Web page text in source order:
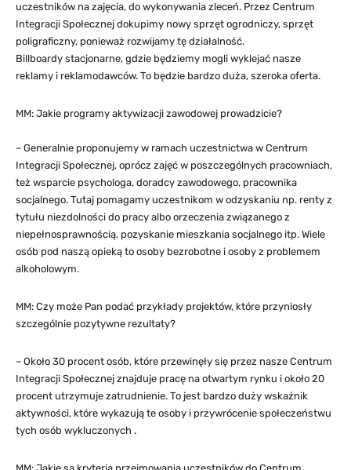
uczestników na zajęcia, do wykonywania zleceń. Przez Centrum
Integracji Społecznej dokupimy nowy sprzęt ogrodniczy, sprzęt
poligraficzny, ponieważ rozwijamy tę działalność.
Billboardy stacjonarne, gdzie będziemy mogli wyklejać nasze
reklamy i reklamodawców. To będzie bardzo duża, szeroka oferta.
MM: Jakie programy aktywizacji zawodowej prowadzicie?
– Generalnie proponujemy w ramach uczestnictwa w Centrum
Integracji Społecznej, oprócz zajęć w poszczególnych pracowniach,
też wsparcie psychologa, doradcy zawodowego, pracownika
socjalnego. Tutaj pomagamy uczestnikom w odzyskaniu np. renty z
tytułu niezdolności do pracy albo orzeczenia związanego z
niepełnosprawnością, pozyskanie mieszkania socjalnego itp. Wiele
osób pod naszą opieką to osoby bezrobotne i osoby z problemem
alkoholowym.
MM: Czy może Pan podać przykłady projektów, które przyniosły
szczególnie pozytywne rezultaty?
– Około 30 procent osób, które przewinęły się przez nasze Centrum
Integracji Społecznej znajduje pracę na otwartym rynku i około 20
procent utrzymuje zatrudnienie. To jest bardzo duży wskaźnik
aktywności, które wykazują te osoby i przywrócenie społeczeństwu
tych osób wykluczonych .